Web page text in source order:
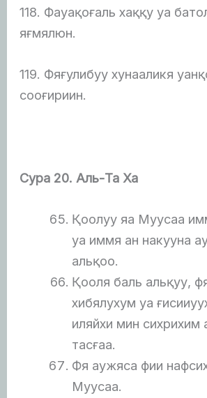
118. Фауақоғаль хаққу уа
яғмялюн.
119. Фяғулибуу хунааликя
сооғириин.
Сура 20. Аль-Та Ха
Қоолуу яа Муусаа
уа иммя ан накууна
альқоо.
Қооля баль альқуу,
хибялухум уа
иляйхи мин сихрихим
тасғаа.
Фя аужяса фии
Муусаа.